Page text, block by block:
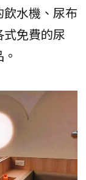
水機、尿布
免費的尿